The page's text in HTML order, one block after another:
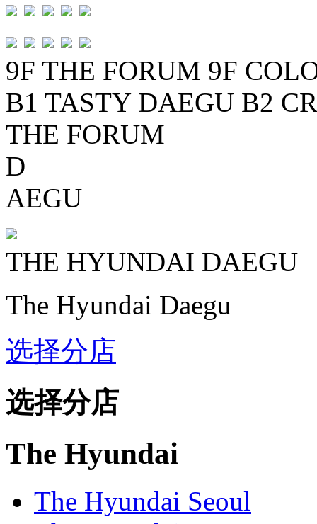
문
9F THE FORUM 9F
B1 TASTY DAEGU B2
THE FORUM
D
AEGU
THE HYUNDAI DAEGU
The Hyundai Daegu
选择分店
选择分店
The Hyundai
The Hyundai Seoul